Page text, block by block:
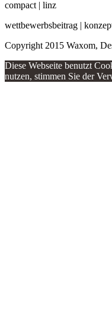
compact | linz
wettbewerbsbeitrag |
Copyright 2015 Waxom,
Diese Webseite benutzt
nutzen, stimmen Sie der